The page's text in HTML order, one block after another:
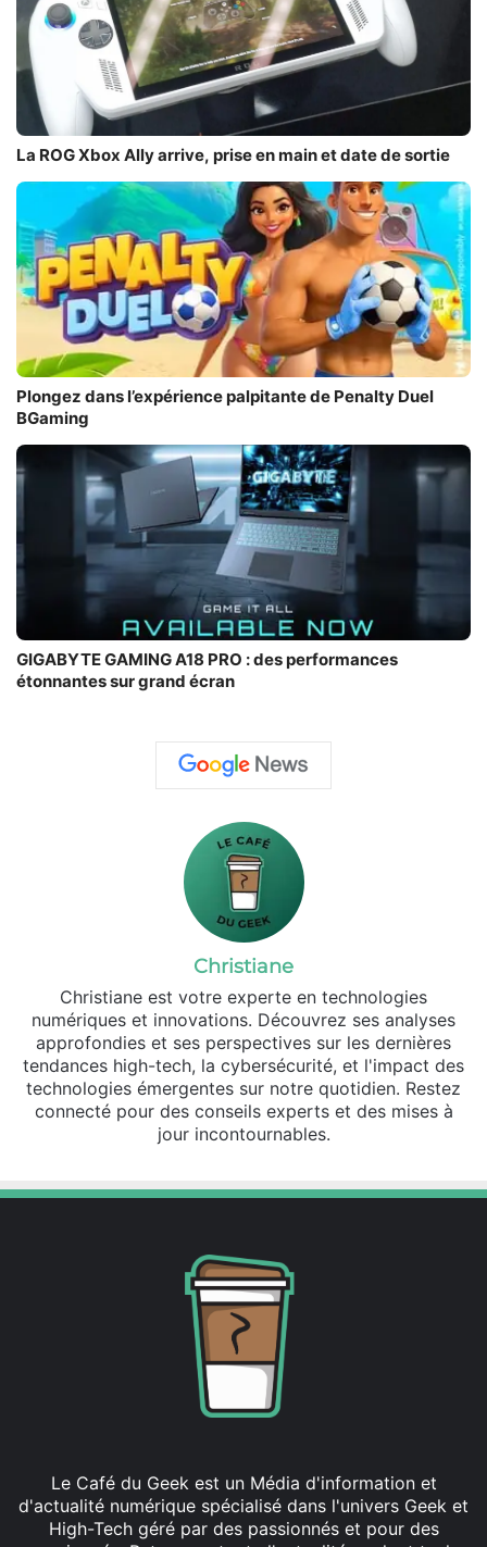
La ROG Xbox Ally arrive, prise en main et date de sortie
Plongez dans l’expérience palpitante de Penalty Duel
BGaming
GIGABYTE GAMING A18 PRO : des performances
étonnantes sur grand écran
Christiane
Christiane est votre experte en technologies
numériques et innovations. Découvrez ses analyses
approfondies et ses perspectives sur les dernières
tendances high-tech, la cybersécurité, et l'impact des
technologies émergentes sur notre quotidien. Restez
connecté pour des conseils experts et des mises à
jour incontournables.
Le Café du Geek est un Média d'information et
d'actualité numérique spécialisé dans l'univers Geek et
High-Tech géré par des passionnés et pour des